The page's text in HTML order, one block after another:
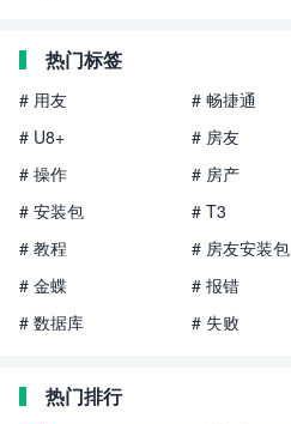
热门标签
# 用友 # 畅捷通
# U8+
# 房友
# 操作
# 房产
# 安装包
# T3
# 教程
# 房友安装包
# 金蝶
# 报错
# 数据库
# 失败
热门排行